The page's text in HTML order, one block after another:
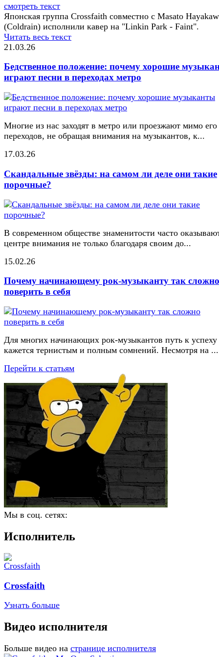
смотреть текст
Японская группа Crossfaith совместно с Masato
(Coldrain) исполнили кавер на "Linkin Park - Faint".
Читать весь текст
21.03.26
Бедственное положение: почему хорошие
играют песни в переходах метро
Многие из нас заходят в метро или проезжают мимо его
переходов, не обращая внимания на музыкантов, к...
17.03.26
Скандальные звёзды: на самом ли деле они такие
порочные?
В современном обществе знаменитости часто
центре внимания не только благодаря своим до...
15.02.26
Почему начинающему рок-музыканту так сложно
поверить в себя
Для многих начинающих рок-музыкантов путь к успеху
кажется тернистым и полным сомнений. Несмотря на ...
Перейти к статьям
Мы в соц. сетях:
Исполнитель
Crossfaith
Узнать больше
Видео исполнителя
Больше видео на странице исполнителя